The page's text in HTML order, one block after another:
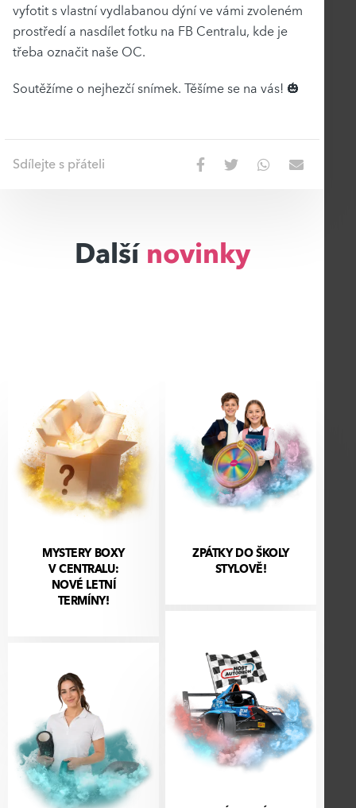
vyfotit s vlastní vydlabanou dýní ve vámi zvoleném
prostředí a nasdílet fotku na FB Centralu, kde je
třeba označit naše OC.
Soutěžíme o nejhezčí snímek. Těšíme se na vás! 🎃
Sdílejte s přáteli
Dalšínovinky
MYSTERY BOXY
V CENTRALU:
NOVÉ LETNÍ
TERMÍNY!
ZPÁTKY DO ŠKOLY
STYLOVĚ!